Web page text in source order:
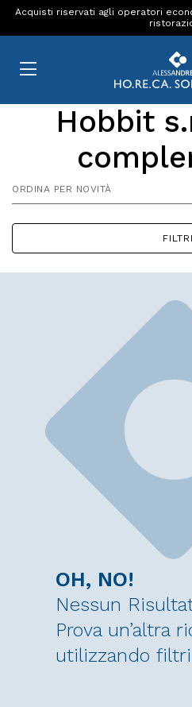
Acquisti riservati agli operatori
Hobbit
ORDINA PER NOVITÀ
FILTRI
OH, NO!
Nessun
Prova un’altra
utilizzando